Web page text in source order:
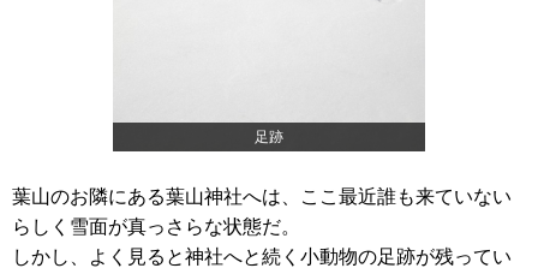
足跡
葉山のお隣にある葉山神社へは、ここ最近誰も来ていない
らしく雪面が真っさらな状態だ。
しかし、よく見ると神社へと続く小動物の足跡が残ってい